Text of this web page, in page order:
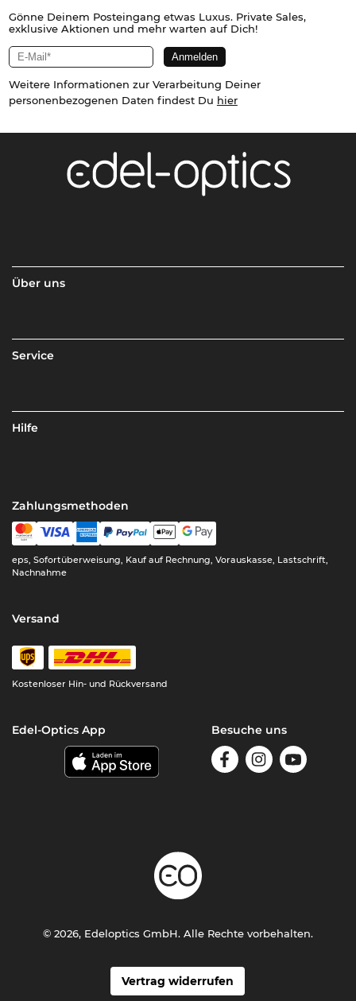
Gönne Deinem Posteingang etwas Luxus. Private Sales,
exklusive Aktionen und mehr warten auf Dich!
Weitere Informationen zur Verarbeitung Deiner
personenbezogenen Daten findest Du hier
Über uns
Service
Hilfe
Zahlungsmethoden
eps, Sofortüberweisung, Kauf auf Rechnung, Vorauskasse, Lastschrift,
Nachnahme
Versand
Kostenloser Hin- und Rückversand
Edel-Optics App Besuche uns
Vertrag widerrufen
© 2026, Edeloptics GmbH. Alle Rechte vorbehalten.